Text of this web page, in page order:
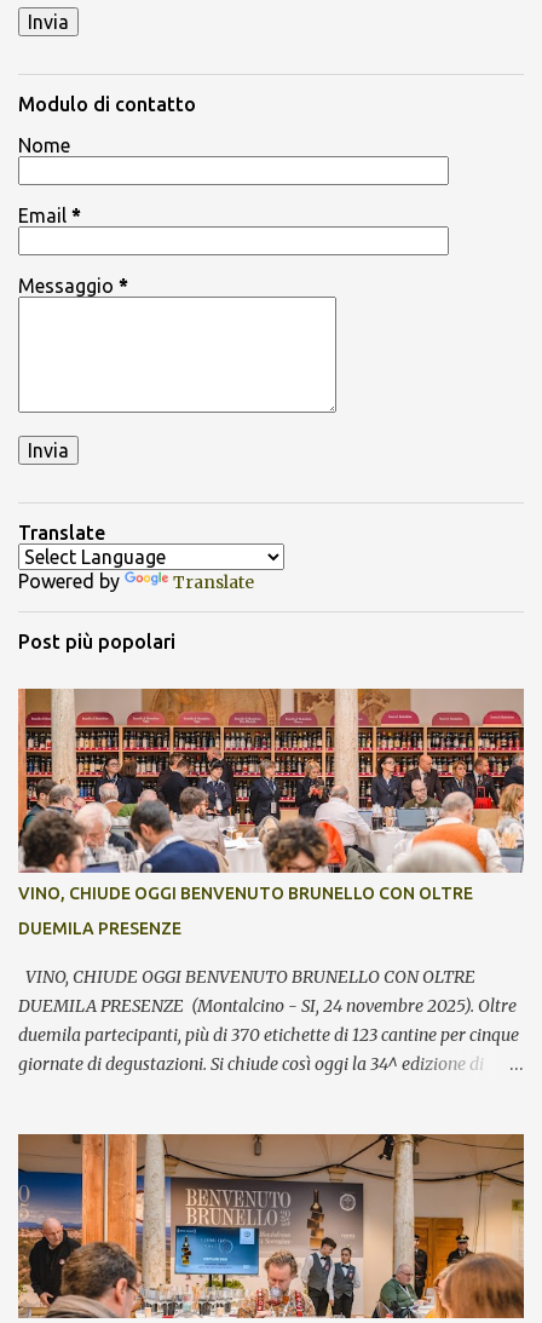
Modulo di contatto
Nome
Email *
Messaggio *
Translate
Powered by Translate
Post più popolari
VINO, CHIUDE OGGI BENVENUTO BRUNELLO CON OLTRE
DUEMILA PRESENZE
VINO, CHIUDE OGGI BENVENUTO BRUNELLO CON OLTRE
DUEMILA PRESENZE (Montalcino - SI, 24 novembre 2025). Oltre
duemila partecipanti, più di 370 etichette di 123 cantine per cinque
giornate di degustazioni. Si chiude così oggi la 34^ edizione di
Brunello di Montalcino. In assaggio nei calici, il millesimo 2021, la
Riserva 2020, il Rosso di Montalcino 2024 oltre agli altri due vini
della denominazione, il Moscadello e il Sant’Antimo, in debutto sui
mercati a partire dal 1° gennaio 2026. “Il format ibrido dell’evento
che ha visto prima la partecipazione di critica e stampa
internazionale e poi l’apertura dei banchi di assaggio al pubblico